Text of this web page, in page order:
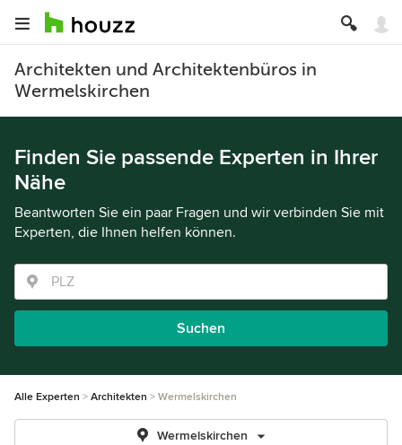
Architekten und Architektenbüros in
Wermelskirchen
Finden Sie passende Experten in Ihrer
Nähe
Beantworten Sie ein paar Fragen und wir verbinden Sie mit
Experten, die Ihnen helfen können.
Suchen
Alle Experten Architekten Wermelskirchen
Wermelskirchen